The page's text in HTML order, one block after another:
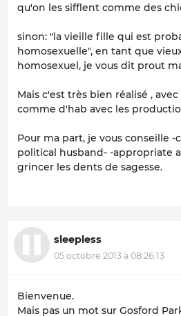
qu'on les sifflent comme des
sinon: "la vieille fille qui est
homosexuelle", en tant que
homosexuel, je vous dit prout
Mais c'est très bien réalisé ,
comme d'hab avec les
Pour ma part, je vous conseille
political husband- -appropriate
grincer les dents de sagesse.
sleepless
05 octobre 2013 à 08:26:13
Bienvenue.
Mais pas un mot sur Gosford